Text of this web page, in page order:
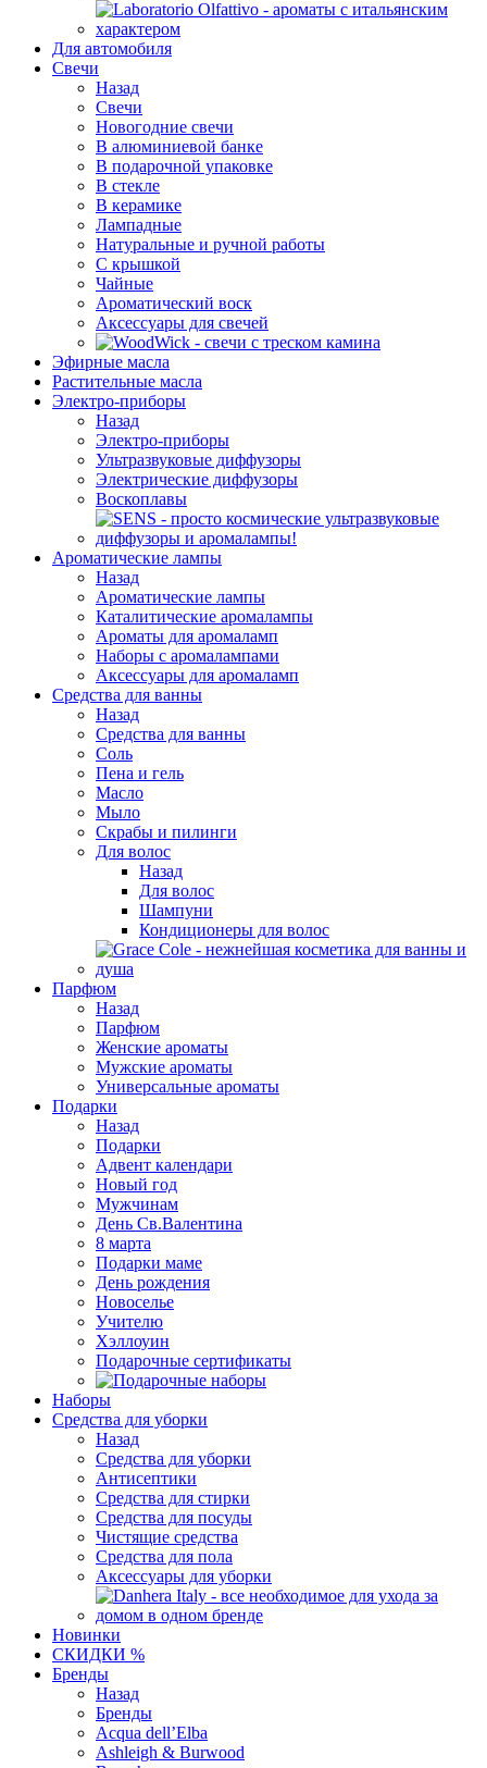
Для автомобиля
Свечи
Назад
Свечи
Новогодние свечи
В алюминиевой банке
В подарочной упаковке
В стекле
В керамике
Лампадные
Натуральные и ручной работы
С крышкой
Чайные
Ароматический воск
Аксессуары для свечей
Эфирные масла
Растительные масла
Электро-приборы
Назад
Электро-приборы
Ультразвуковые диффузоры
Электрические диффузоры
Воскоплавы
Ароматические лампы
Назад
Ароматические лампы
Каталитические аромалампы
Ароматы для аромаламп
Наборы с аромалампами
Аксессуары для аромаламп
Средства для ванны
Назад
Средства для ванны
Соль
Пена и гель
Масло
Мыло
Скрабы и пилинги
Для волос
Назад
Для волос
Шампуни
Кондиционеры для волос
Парфюм
Назад
Парфюм
Женские ароматы
Мужские ароматы
Универсальные ароматы
Подарки
Назад
Подарки
Адвент календари
Новый год
Мужчинам
День Св.Валентина
8 марта
Подарки маме
День рождения
Новоселье
Учителю
Хэллоуин
Подарочные сертификаты
Наборы
Средства для уборки
Назад
Средства для уборки
Антисептики
Средства для стирки
Средства для посуды
Чистящие средства
Средства для пола
Аксессуары для уборки
Новинки
СКИДКИ %
Бренды
Назад
Бренды
Acqua dell’Elba
Ashleigh & Burwood